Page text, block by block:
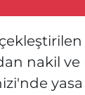
nakil
yasa